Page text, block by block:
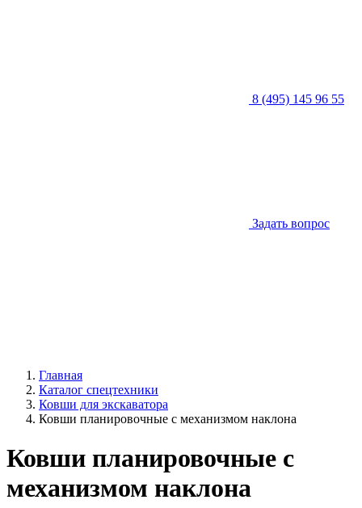
8 (495) 145 96 55
Задать вопрос
Главная
Каталог спецтехники
Ковши для экскаватора
Ковши планировочные с механизмом наклона
Ковши планировочные с
механизмом наклона